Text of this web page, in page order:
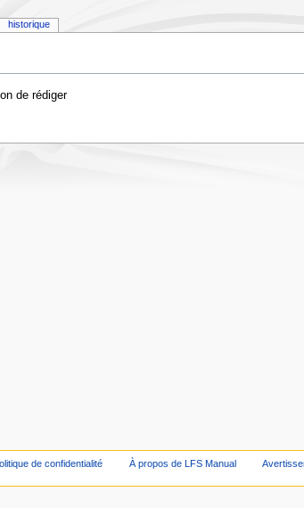
de rédiger
historique
de confidentialité À propos de LFS Manual